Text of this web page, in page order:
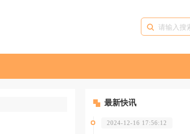
最新快讯
2024-12-16 17:56:12